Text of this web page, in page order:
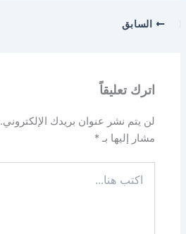
السابق
اترك تعليقاً
لن يتم نشر عنوان بريدك الإلكتروني.
مشار إليها بـ*
هنا...